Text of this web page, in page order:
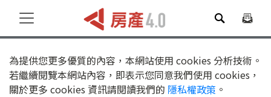
為提供您更多優質的內容，本網站使用 cookies 分析技術。
若繼續閱覽本網站內容，即表示您同意我們使用 cookies，
關於更多 cookies 資訊請閱讀我們的 隱私權政策 。